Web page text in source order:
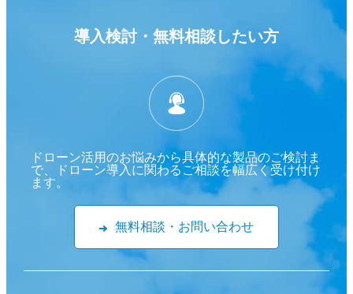
導入検討・ 無料相談したい方
ドローン活用のお悩みから具体的な製品のご検討ま
で、ドローン導入に関わるご相談を幅広く受け付け
ます。
無料相談・お問い合わせ